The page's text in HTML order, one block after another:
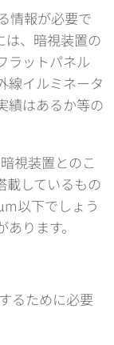
情報が必要で
は、暗視装置の
ラットパネル
線イルミネータ
績はあるか等の
視装置とのこ
載しているもの
以下でしょう
ります。
るために必要